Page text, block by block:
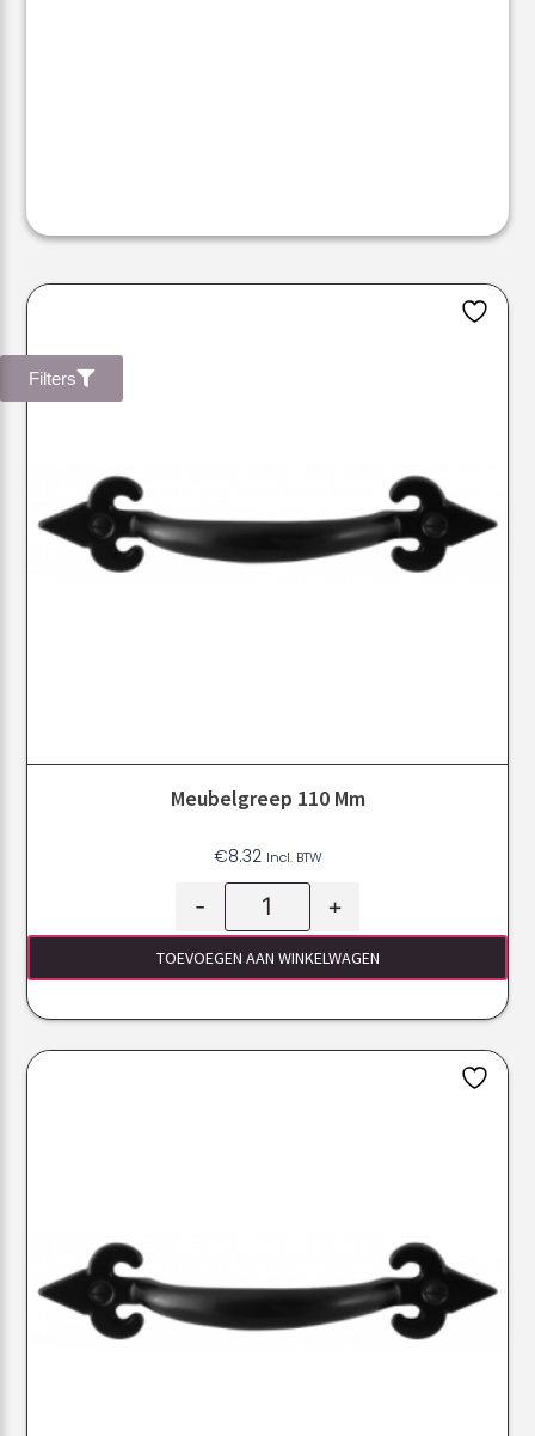
Filters
Meubelgreep 110 Mm
€8.32 Incl. BTW
- +
TOEVOEGEN AAN WINKELWAGEN